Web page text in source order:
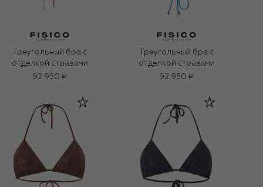
Треугольный бра с
отделкой стразами
92 950 ₽
Треугольный бра с
отделкой стразами
92 950 ₽